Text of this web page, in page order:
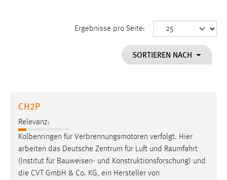
Ergebnisse pro Seite:
SORTIEREN NACH
CH2P
Relevanz:
Kolbenringen für Verbrennungsmotoren verfolgt. Hier
arbeiten das Deutsche Zentrum für Luft und Raumfahrt
(Institut für Bauweisen- und Konstruktionsforschung) und
die CVT GmbH & Co. KG, ein Hersteller von
cookie_consent
Dieser Cookie speichert die ausgewählten Einverständnis-
Performance
Name:
Zweck: